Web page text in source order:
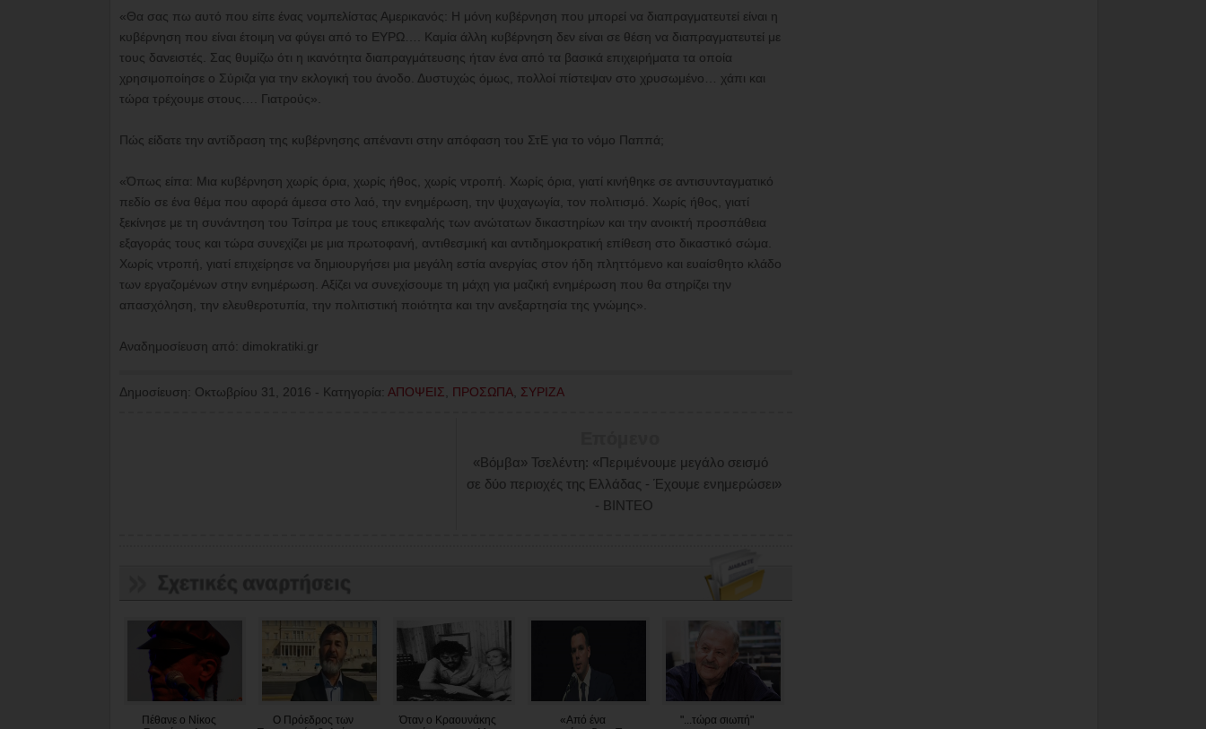
«Θα σας πω αυτό που είπε ένας νομπελίστας Αμερικανός: Η μόνη κυβέρνηση που μπορεί να διαπραγματευτεί είναι η
κυβέρνηση που είναι έτοιμη να φύγει από το ΕΥΡΩ…. Καμία άλλη κυβέρνηση δεν είναι σε θέση να διαπραγματευτεί με
τους δανειστές. Σας θυμίζω ότι η ικανότητα διαπραγμάτευσης ήταν ένα από τα βασικά επιχειρήματα τα οποία
χρησιμοποίησε ο Σύριζα για την εκλογική του άνοδο. Δυστυχώς όμως, πολλοί πίστεψαν στο χρυσωμένο… χάπι και
τώρα τρέχουμε στους…. Γιατρούς».
Πώς είδατε την αντίδραση της κυβέρνησης απέναντι στην απόφαση του ΣτΕ για το νόμο Παππά;
«Όπως είπα: Μια κυβέρνηση χωρίς όρια, χωρίς ήθος, χωρίς ντροπή. Χωρίς όρια, γιατί κινήθηκε σε αντισυνταγματικό
πεδίο σε ένα θέμα που αφορά άμεσα στο λαό, την ενημέρωση, την ψυχαγωγία, τον πολιτισμό. Χωρίς ήθος, γιατί
ξεκίνησε με τη συνάντηση του Τσίπρα με τους επικεφαλής των ανώτατων δικαστηρίων και την ανοικτή προσπάθεια
εξαγοράς τους και τώρα συνεχίζει με μια πρωτοφανή, αντιθεσμική και αντιδημοκρατική επίθεση στο δικαστικό σώμα.
Χωρίς ντροπή, γιατί επιχείρησε να δημιουργήσει μια μεγάλη εστία ανεργίας στον ήδη πληττόμενο και ευαίσθητο κλάδο
των εργαζομένων στην ενημέρωση. Αξίζει να συνεχίσουμε τη μάχη για μαζική ενημέρωση που θα στηρίζει την
απασχόληση, την ελευθεροτυπία, την πολιτιστική ποιότητα και την ανεξαρτησία της γνώμης».
Aναδημοσίευση από: dimokratiki.gr
Δημοσίευση: Οκτωβρίου 31, 2016 - Κατηγορία: ΑΠΟΨΕΙΣ ΠΡΟΣΩΠΑ ΣΥΡΙΖΑ
«Βόμβα» Τσελέντη: «Περιμένουμε μεγάλο σεισμό
σε δύο περιοχές της Ελλάδας - Έχουμε ενημερώσει»
- ΒΙΝΤΕΟ
Πέθανε ο Νίκος
Ο Πρόεδρος των
Όταν ο Κραουνάκης
«Από ένα
"...τώρα σιωπή"